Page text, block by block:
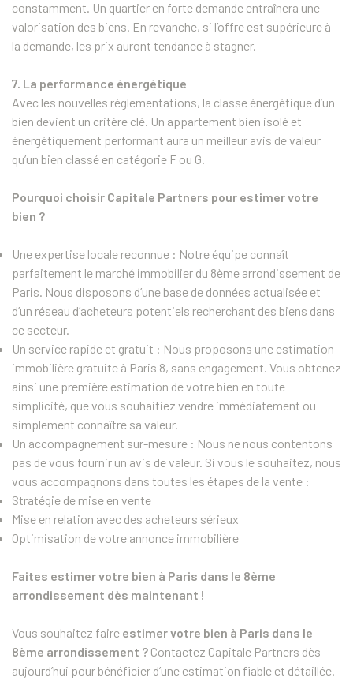
constamment. Un quartier en forte demande entraînera une
valorisation des biens. En revanche, si l’offre est supérieure à
la demande, les prix auront tendance à stagner.
7. La performance énergétique
Avec les nouvelles réglementations, la classe énergétique d’un
bien devient un critère clé. Un appartement bien isolé et
énergétiquement performant aura un meilleur avis de valeur
qu’un bien classé en catégorie F ou G.
Pourquoi choisir Capitale Partners pour estimer votre
bien ?
Une expertise locale reconnue : Notre équipe connaît
parfaitement le marché immobilier du 8ème arrondissement de
Paris. Nous disposons d’une base de données actualisée et
d’un réseau d’acheteurs potentiels recherchant des biens dans
ce secteur.
Un service rapide et gratuit : Nous proposons une estimation
immobilière gratuite à Paris 8, sans engagement. Vous obtenez
ainsi une première estimation de votre bien en toute
simplicité, que vous souhaitiez vendre immédiatement ou
simplement connaître sa valeur.
Un accompagnement sur-mesure : Nous ne nous contentons
pas de vous fournir un avis de valeur. Si vous le souhaitez, nous
vous accompagnons dans toutes les étapes de la vente :
Stratégie de mise en vente
Mise en relation avec des acheteurs sérieux
Optimisation de votre annonce immobilière
Faites estimer votre bien à Paris dans le 8ème
arrondissement dès maintenant !
Vous souhaitez faire estimer votre bien à Paris dans le
8ème arrondissement ? Contactez Capitale Partners dès
aujourd’hui pour bénéficier d’une estimation fiable et détaillée.